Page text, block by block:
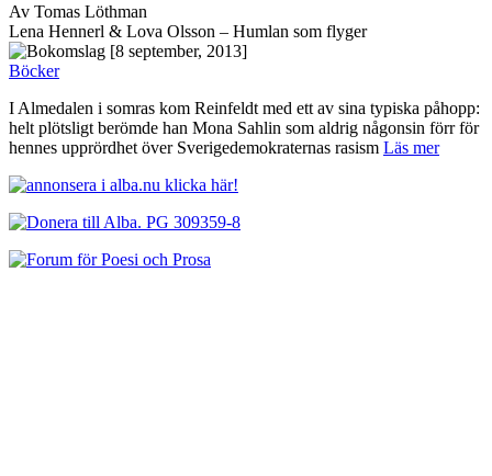
Av Tomas Löthman
Lena Hennerl & Lova Olsson – Humlan som flyger
[8 september, 2013]
Böcker
I Almedalen i somras kom Reinfeldt med ett av sina typiska påhopp:
helt plötsligt berömde han Mona Sahlin som aldrig någonsin förr för
hennes upprördhet över Sverigedemokraternas rasism Läs mer